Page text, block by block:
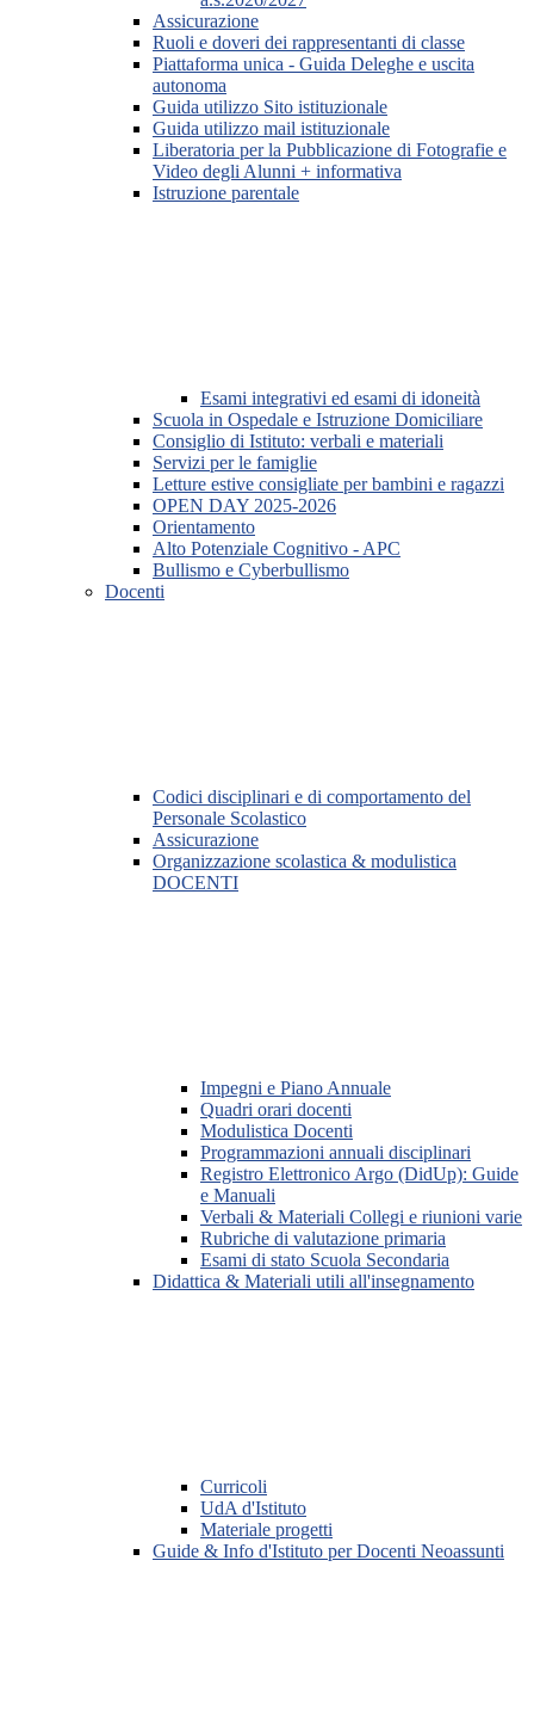
Assicurazione
Ruoli e doveri dei rappresentanti di classe
Piattaforma unica - Guida Deleghe e uscita
autonoma
Guida utilizzo Sito istituzionale
Guida utilizzo mail istituzionale
Liberatoria per la Pubblicazione di Fotografie e
Video degli Alunni + informativa
Istruzione parentale
Esami integrativi ed esami di idoneità
Scuola in Ospedale e Istruzione Domiciliare
Consiglio di Istituto: verbali e materiali
Servizi per le famiglie
Letture estive consigliate per bambini e ragazzi
OPEN DAY 2025-2026
Orientamento
Alto Potenziale Cognitivo - APC
Bullismo e Cyberbullismo
Docenti
Codici disciplinari e di comportamento del
Personale Scolastico
Assicurazione
Organizzazione scolastica & modulistica
DOCENTI
Impegni e Piano Annuale
Quadri orari docenti
Modulistica Docenti
Programmazioni annuali disciplinari
Registro Elettronico Argo (DidUp): Guide
e Manuali
Verbali & Materiali Collegi e riunioni varie
Rubriche di valutazione primaria
Esami di stato Scuola Secondaria
Didattica & Materiali utili all'insegnamento
Curricoli
UdA d'Istituto
Materiale progetti
Guide & Info d'Istituto per Docenti Neoassunti